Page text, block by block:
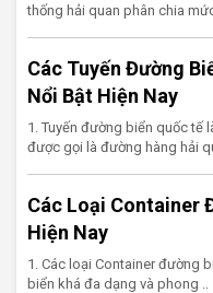
thống hải quan phân chia mức
Các Tuyến Đường
Nổi Bật Hiện Nay
1. Tuyến đường biển quốc tế
được gọi là đường hàng hải
Các Loại Container
Hiện Nay
1. Các loại Container đường
biển khá đa dạng và phong ..